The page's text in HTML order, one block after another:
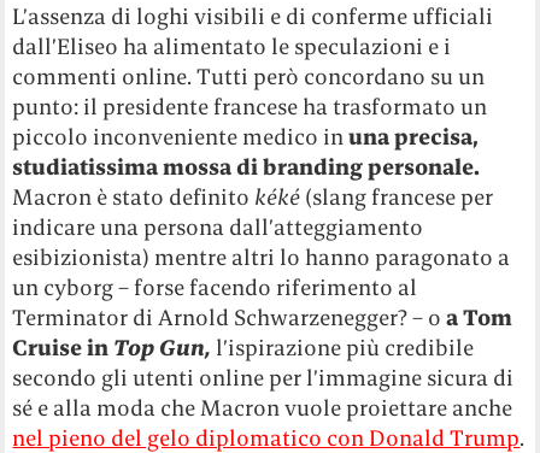
L’assenza di loghi visibili e di conferme ufficiali
dall’Eliseo ha alimentato le speculazioni e i
commenti online. Tutti però concordano su un
punto: il presidente francese ha trasformato un
piccolo inconveniente medico inuna precisa,
studiatissima mossa di branding personale.
Macron è stato definito kéké (slang francese per
indicare una persona dall’atteggiamento
esibizionista) mentre altri lo hanno paragonato a
un cyborg – forse facendo riferimento al
Terminator di Arnold Schwarzenegger? – o aTom
Cruisein Top Gun, l’ispirazione più credibile
secondo gli utenti online per l’immagine sicura di
sé e alla moda che Macron vuole proiettare anche
nel pieno del gelo diplomatico con Donald Trump.